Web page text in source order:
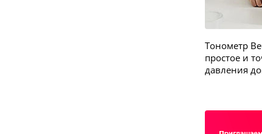
Тонометр
простое и
давления